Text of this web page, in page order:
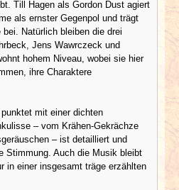
Till Hagen als Gordon Dust agiert
als ernster Gegenpol und trägt
Natürlich bleiben die drei
Jens Wawrczeck und
hohem Niveau, wobei sie hier
ihre Charaktere
mit einer dichten
– vom Krähen-Gekrächze
– ist detailliert und
Stimmung. Auch die Musik bleibt
in einer insgesamt träge erzählten